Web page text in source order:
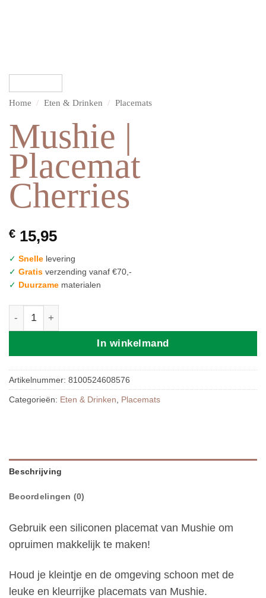
Home / Eten & Drinken / Placemats
Mushie |
Placemat
Cherries
€ 15,95
✓ Snelle levering
✓ Gratis verzending vanaf €70,-
✓ Duurzame materialen
Mushie | Placemat Cherries aantal
In winkelmand
Artikelnummer: 8100524608576
Categorieën: Eten & Drinken, Placemats
Beschrijving
Beoordelingen (0)
Gebruik een siliconen placemat van Mushie om
opruimen makkelijk te maken!
Houd je kleintje en de omgeving schoon met de
leuke en kleurrijke placemats van Mushie.